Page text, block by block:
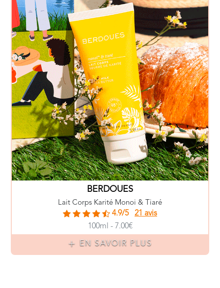
BERDOUES
Lait Corps Karité Monoi & Tiaré
4.9/5
21 avis
100ml - 7.00€
EN SAVOIR PLUS